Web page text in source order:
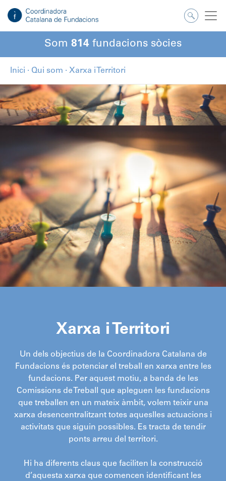
Som 814 fundacions sòcies
Inici · Qui som · Xarxa i Territori
Xarxa i Territori
Un dels objectius de la Coordinadora Catalana de
Fundacions és potenciar el treball en xarxa entre les
fundacions. Per aquest motiu, a banda de les
Comissions de Treball que apleguen les fundacions
que treballen en un mateix àmbit, volem teixir una
xarxa desencentralitzant totes aqueslles actuacions i
activitats que siguin possibles. Es tracta de tendir
ponts arreu del territori.
Hi ha diferents claus que faciliten la construcció
d’aquesta xarxa que comencen identificant les